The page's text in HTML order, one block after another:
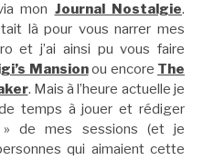
mon Journal Nostalgie.
là pour vous narrer mes
et j’ai ainsi pu vous faire
Mansionou encore The
. Mais à l’heure actuelle je
temps à jouer et rédiger
de mes sessions (et je
qui aimaient cette